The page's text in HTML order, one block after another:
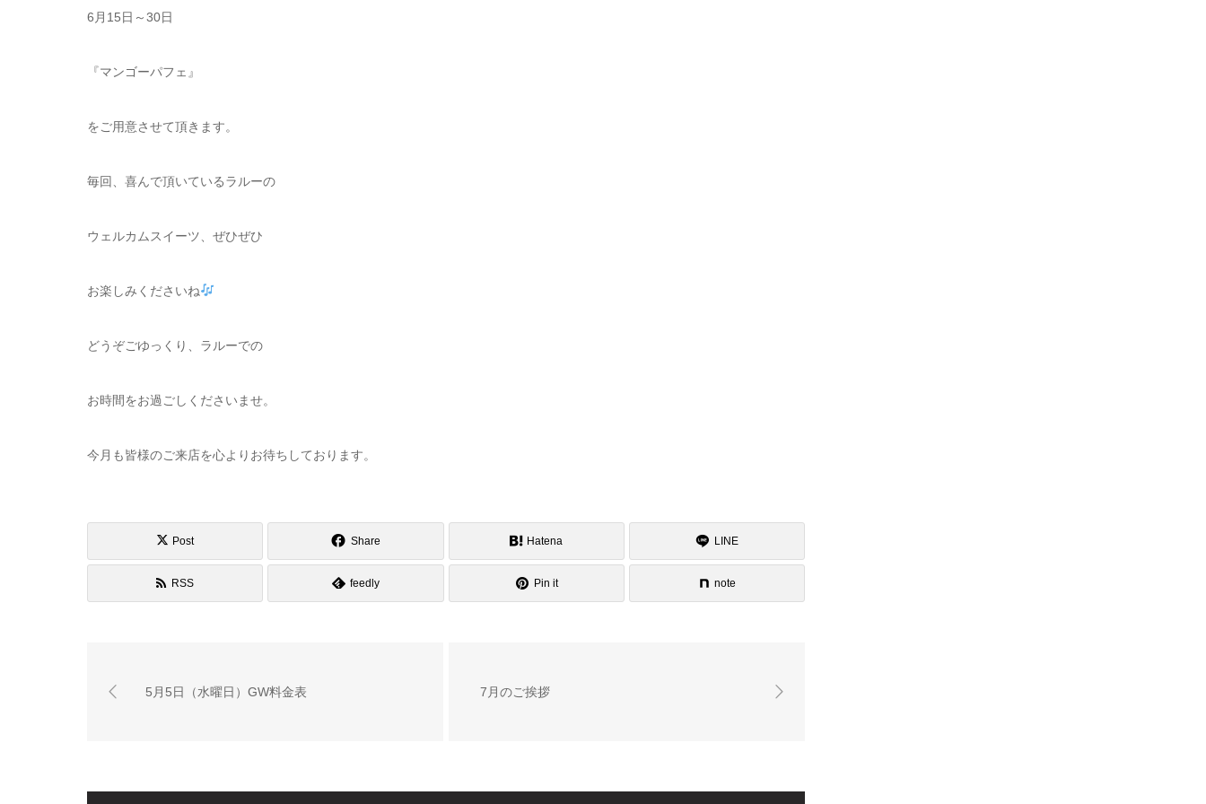
6月15日～30日
『マンゴーパフェ』
をご用意させて頂きます。
毎回、喜んで頂いているラルーの
ウェルカムスイーツ、ぜひぜひ
お楽しみくださいね
どうぞごゆっくり、ラルーでの
お時間をお過ごしくださいませ。
今月も皆様のご来店を心よりお待ちしております。
Post Share Hatena LINE
RSS feedly Pin it note
5月5日（水曜日）GW料金表 7月のご挨拶